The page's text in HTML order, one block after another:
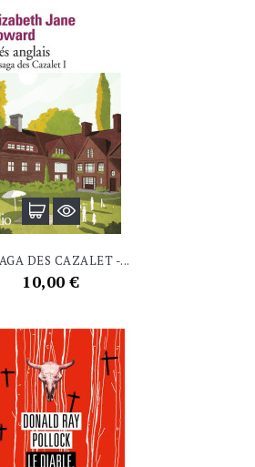
DES CAZALET -...
Prix
10,00 €